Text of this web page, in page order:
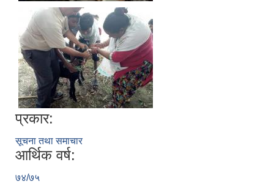
प्रकार:
सूचना तथा समाचार
आर्थिक वर्ष:
७४/७५